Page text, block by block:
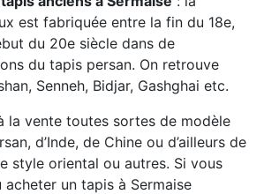
est fabriquée entre la fin du 18e,
du 20e siècle dans de
du tapis persan. On retrouve
Senneh, Bidjar, Gashghai etc.
la vente toutes sortes de modèle
d’Inde, de Chine ou d’ailleurs de
style oriental ou autres. Si vous
un tapis à Sermaise